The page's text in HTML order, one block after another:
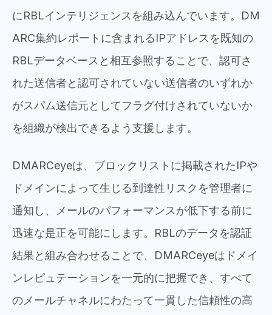
にRBLインテリジェンスを組み込んでいます。DM
ARC集約レポートに含まれるIPアドレスを既知の
RBLデータベースと相互参照することで、認可さ
れた送信者と認可されていない送信者のいずれか
がスパム送信元としてフラグ付けされていないか
を組織が検出できるよう支援します。
DMARCeyeは、ブロックリストに掲載されたIPや
ドメインによって生じる到達性リスクを管理者に
通知し、メールのパフォーマンスが低下する前に
迅速な是正を可能にします。RBLのデータを認証
結果と組み合わせることで、DMARCeyeはドメイ
ンレピュテーションを一元的に把握でき、すべて
のメールチャネルにわたって一貫した信頼性の高